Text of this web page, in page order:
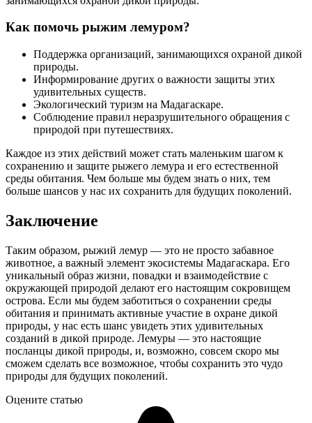
Как помочь рыжим лемуром?
Поддержка организаций, занимающихся охраной дикой
природы.
Информирование других о важности защиты этих
удивительных существ.
Экологический туризм на Мадагаскаре.
Соблюдение правил неразрушительного обращения с
природой при путешествиях.
Каждое из этих действий может стать маленьким шагом к
сохранению и защите рыжего лемура и его естественной
среды обитания. Чем больше мы будем знать о них, тем
больше шансов у нас их сохранить для будущих поколений.
Заключение
Таким образом, рыжий лемур — это не просто забавное
животное, а важный элемент экосистемы Мадагаскара. Его
уникальный образ жизни, повадки и взаимодействие с
окружающей природой делают его настоящим сокровищем
острова. Если мы будем заботиться о сохранении среды
обитания и принимать активные участие в охране дикой
природы, у нас есть шанс увидеть этих удивительных
созданий в дикой природе. Лемуры — это настоящие
посланцы дикой природы, и, возможно, совсем скоро мы
сможем сделать все возможное, чтобы сохранить это чудо
природы для будущих поколений.
Оцените статью